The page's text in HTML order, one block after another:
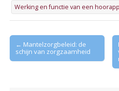
Werking en functie van een
Post
navigation
← Mantelzorgbeleid: de
schijn van zorgzaamheid